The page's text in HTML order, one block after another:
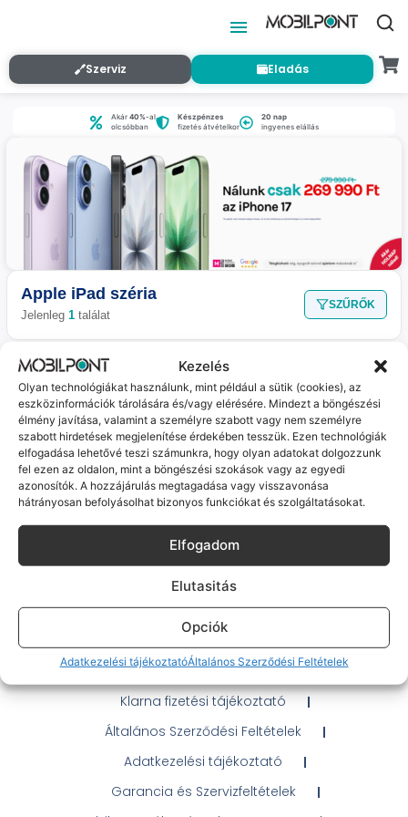
Kezelés
Olyan technológiákat használunk, mint például a sütik (cookies), az
eszközinformációk tárolására és/vagy elérésére. Mindezt a böngészési
élmény javítása, valamint a személyre szabott vagy nem személyre
szabott hirdetések megjelenítése érdekében tesszük. Ezen technológiák
elfogadása lehetővé teszi számunkra, hogy olyan adatokat dolgozzunk
fel ezen az oldalon, mint a böngészési szokások vagy az egyedi
azonosítók. A hozzájárulás megtagadása vagy visszavonása
hátrányosan befolyásolhat bizonyos funkciókat és szolgáltatásokat.
Elfogadom
Elutasitás
Opciók
Adatkezelési tájékoztatóÁltalános Szerződési Feltételek
Szerviz Eladás
Akár40%-al
olcsóbban
Készpénzes
fizetés átvételkor
20 nap
ingyenes elállás
Apple iPad széria
Jelenleg 1 találat
SZŰRŐK
Apple iPad 8 (Jó, független , 32 GB, 3 GB RAM,
Fekete)
Várható szállítás: 1-2 munkanap
59 990Ft
Gyakran Ismételt Kérdések
Elérhetőségeink
OTP Áruhitel Tájékoztató
Klarna fizetési tájékoztató
Általános Szerződési Feltételek
Adatkezelési tájékoztató
Garancia és Szervizfeltételek